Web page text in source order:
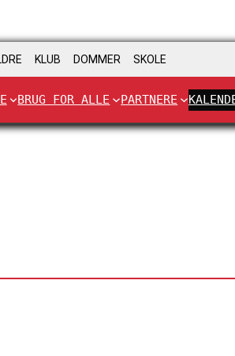
KLUB DOMMER SKOLE
BRUG FOR ALLE PARTNERE